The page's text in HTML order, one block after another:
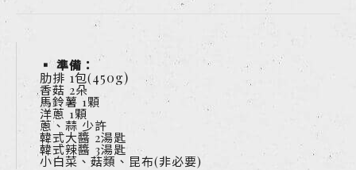
▪ 準備：
肋排 1包(450g)
香菇 2朵
馬鈴薯 1顆
洋蔥 1顆
蔥、蒜 少許
韓式大醬 2湯匙
韓式辣醬 3湯匙
小白菜、菇類、昆布(非必要)